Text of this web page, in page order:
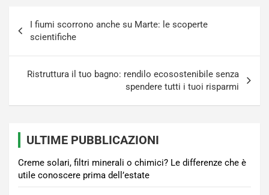
articoli
I fiumi scorrono anche su Marte: le scoperte
scientifiche
Ristruttura il tuo bagno: rendilo ecosostenibile senza
spendere tutti i tuoi risparmi
ULTIME PUBBLICAZIONI
Creme solari, filtri minerali o chimici? Le differenze che è
utile conoscere prima dell’estate